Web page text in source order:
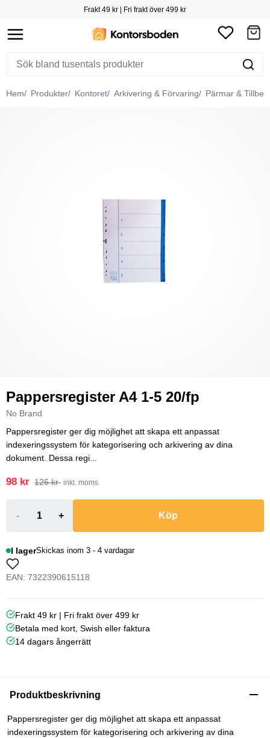
Frakt 49 kr | Fri frakt över 499 kr
Hem Produkter Kontoret Arkivering & Förvaring Pärmar &
Pappersregister A4 1-5 20/fp
No Brand
Pappersregister ger dig möjlighet att skapa ett anpassat
indexeringssystem för kategorisering och arkivering av dina
dokument. Dessa regi...
98 kr 126 kr inkl. moms
- + Köp
I lagerSkickas inom 3 - 4 vardagar
EAN: 7322390615118
Frakt 49 kr | Fri frakt över 499 kr
Betala med kort, Swish eller faktura
14 dagars ångerrätt
Produktbeskrivning
Pappersregister ger dig möjlighet att skapa ett anpassat
indexeringssystem för kategorisering och arkivering av dina